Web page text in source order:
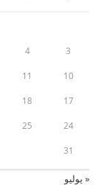
3
4
10
11
17
18
24
25
31
« يوليو